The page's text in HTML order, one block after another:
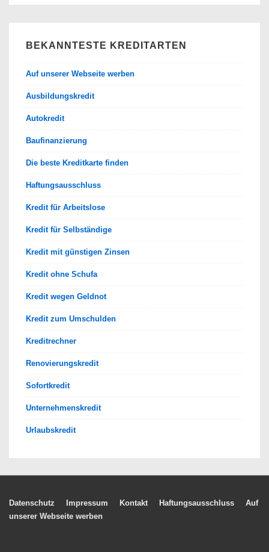
BEKANNTESTE KREDITARTEN
Auf unserer Webseite werben
Ausbildungskredit
Autokredit
Baufinanzierung
Die beste Kreditkarte finden
Haftungsausschluss
Kredit für Arbeitslose
Kredit für Selbständige
Kredit mit günstigen Zinsen
Kredit ohne Schufa
Kredit wegen Geldnot
Kredit zum Umschulden
Kreditrechner
Renovierungskredit
Sofortkredit
Unternehmenskredit
Urlaubskredit
Footer-
Datenschutz Impressum Kontakt Haftungsausschluss
Auf
unserer Webseite werben